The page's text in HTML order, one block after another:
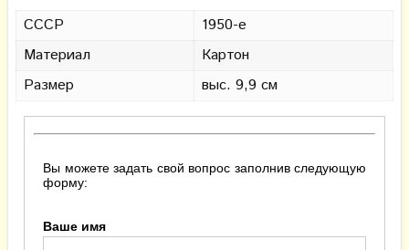
СССР
1950-е
Материал
Картон
Размер
выс. 9,9 см
Вы можете задать свой вопрос заполнив следующую
форму:
Ваше имя